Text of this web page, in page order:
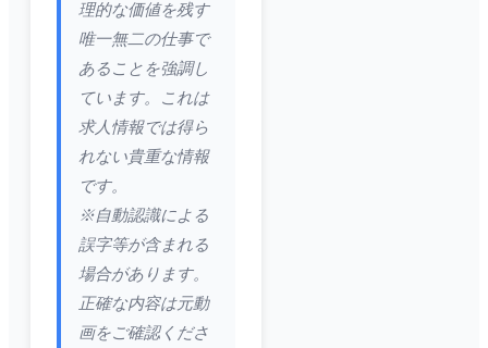
理的な価値を残す
唯一無二の仕事で
あることを強調し
ています。これは
求人情報では得ら
れない貴重な情報
です。
※自動認識による
誤字等が含まれる
場合があります。
正確な内容は元動
画をご確認くださ